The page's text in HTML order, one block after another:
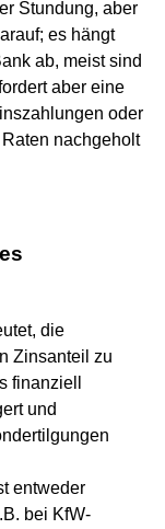
Stundung, aber
es hängt
ab, meist sind
aber eine
oder
nachgeholt
die
Zinsanteil zu
finanziell
und
entweder
bei KfW-